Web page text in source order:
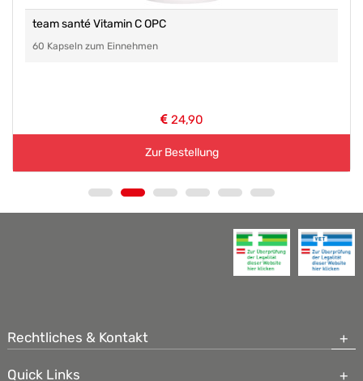
team santé Vitamin C OPC
60 Kapseln zum Einnehmen
24,90
Zur Bestellung
Rechtliches & Kontakt
Quick Links